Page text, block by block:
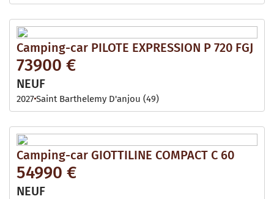
Camping-car PILOTE EXPRESSION P 720 FGJ
73900 €
NEUF
2027Saint Barthelemy D'anjou (49)
Camping-car GIOTTILINE COMPACT C 60
54990 €
NEUF